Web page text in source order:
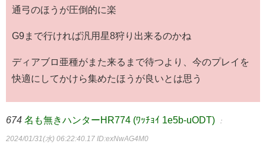
通弓のほうが圧倒的に楽
G9まで行ければ汎用星8狩り出来るのかね
ディアブロ亜種がまた来るまで待つより、今のプレイを
快適にしてかけら集めたほうが良いとは思う
674 名も無きハンターHR774 (ﾜｯﾁｮｲ 1e5b-uODT) ：
2024/01/31(水) 06:22:40.17 ID:exNwAG4M0